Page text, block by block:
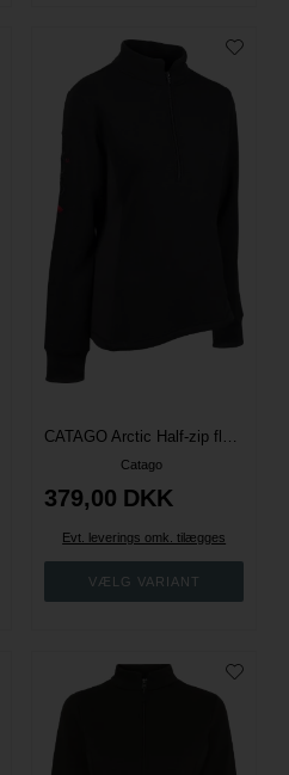
CATAGO Arctic Half-zip fleecetrøje
Catago
379,00 DKK
Evt. leverings omk. tilægges